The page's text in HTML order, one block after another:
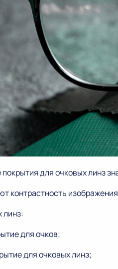
для очковых линз
контрастность
линз:
для очков;
для очковых линз;